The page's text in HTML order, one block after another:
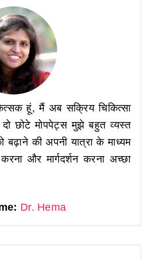
हूं, मैं अब सक्रिय चिकित्सा
दो छोटे मोपपेट्स मुझे बहुत व्यस्त
की अपनी यात्रा के माध्यम
और मार्गदर्शन करना अच्छा
Dr. Hema